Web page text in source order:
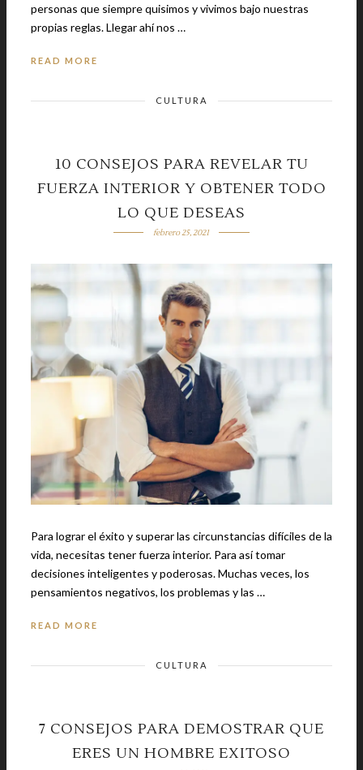
personas que siempre quisimos y vivimos bajo nuestras
propias reglas. Llegar ahí nos …
READ MORE
CULTURA
10 CONSEJOS PARA REVELAR TU
FUERZA INTERIOR Y OBTENER TODO
LO QUE DESEAS
febrero 25, 2021
Para lograr el éxito y superar las circunstancias difíciles de la
vida, necesitas tener fuerza interior. Para así tomar
decisiones inteligentes y poderosas. Muchas veces, los
pensamientos negativos, los problemas y las …
READ MORE
CULTURA
7 CONSEJOS PARA DEMOSTRAR QUE
ERES UN HOMBRE EXITOSO